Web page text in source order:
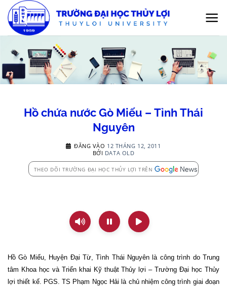
qua
nội
Hồ chứa nước Gò Miếu – Tỉnh Thái
Nguyên
ĐĂNG VÀO 12 THÁNG 12, 2011
BỞI DATA OLD
THEO DÕI TRƯỜNG ĐẠI HỌC THỦY LỢI TRÊN
Hồ Gò Miếu, Huyện Đại Từ, Tình Thái Nguyên là công trình do Trung
tâm Khoa học và Triển khai Kỹ thuật Thủy lợi – Trường Đại học Thủy
lợi thiết kế. PGS. TS Phạm Ngọc Hải là chủ nhiệm công trình giai đoạn